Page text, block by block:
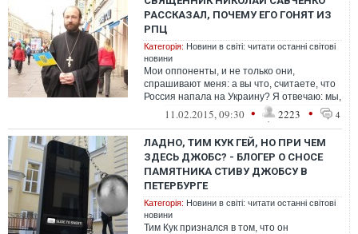
РАССКАЗАЛ, ПОЧЕМУ ЕГО ГОНЯТ ИЗ
РПЦ
Категорія: Новини в світі: читати останні світові
новини
Мои оппоненты, и не только они,
спрашивают меня: а вы что, считаете, что
Россия напала на Украину? Я отвечаю: мы,
православные, нашей ненавистью и яро...
11.02.2015, 09:30 • 2223 • 4
ЛАДНО, ТИМ КУК ГЕЙ, НО ПРИ ЧЕМ
ЗДЕСЬ ДЖОБС? - БЛОГЕР О СНОСЕ
ПАМЯТНИКА СТИВУ ДЖОБСУ В
ПЕТЕРБУРГЕ
Категорія: Новини в світі: читати останні світові
новини
Тим Кук признался в том, что он